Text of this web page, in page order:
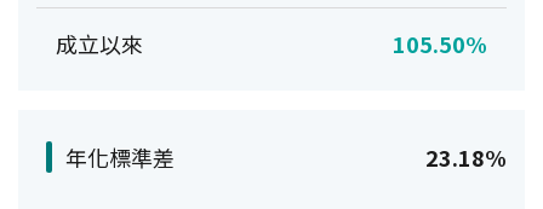
成立以來 105.50%
年化標準差 23.18%